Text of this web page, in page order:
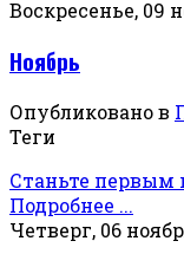
Воскресенье, 09
Ноябрь
Опубликовано в
Теги
Станьте первым
Подробнее ...
Четверг, 06